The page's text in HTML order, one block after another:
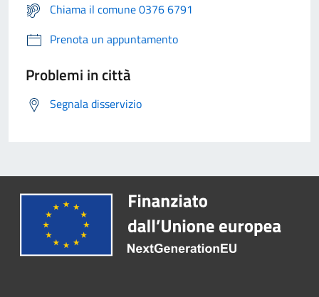
Chiama il comune 0376 6791
Prenota un appuntamento
Problemi in città
Segnala disservizio